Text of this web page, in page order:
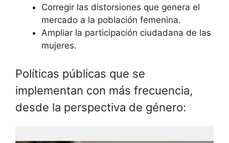
Corregir las distorsiones que genera el
mercado a la población femenina.
Ampliar la participación ciudadana de las
mujeres.
Políticas públicas que se
implementan con más frecuencia,
desde la perspectiva de género: